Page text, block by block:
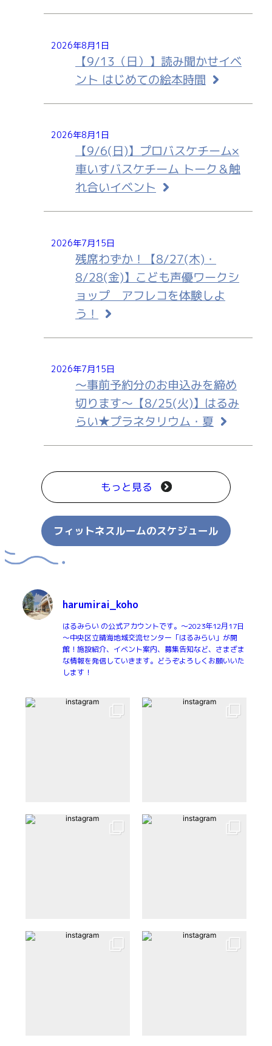
2026年8月1日
【9/13（日）】読み聞かせイベ
ント はじめての絵本時間
2026年8月1日
【9/6(日)】プロバスケチーム×
車いすバスケチーム トーク＆触
れ合いイベント
2026年7月15日
残席わずか！【8/27(木)・
8/28(金)】こども声優ワークシ
ョップ アフレコを体験しよ
う！
2026年7月15日
～事前予約分のお申込みを締め
切ります～【8/25(火)】はるみ
らい★プラネタリウム・夏
フィットネスルームのスケジュール
もっと見る
harumirai_koho
はるみらい の公式アカウントです。～2023年12月17日
～中央区立晴海地域交流センター「はるみらい」が開
館！施設紹介、イベント案内、募集告知など、さまざま
な情報を発信していきます。どうぞよろしくお願いいた
します！